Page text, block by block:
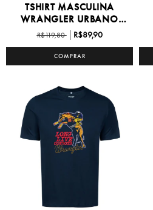
TSHIRT MASCULINA
WRANGLER URBANO
P/GG -...
R$119,80 R$89,90
COMPRAR